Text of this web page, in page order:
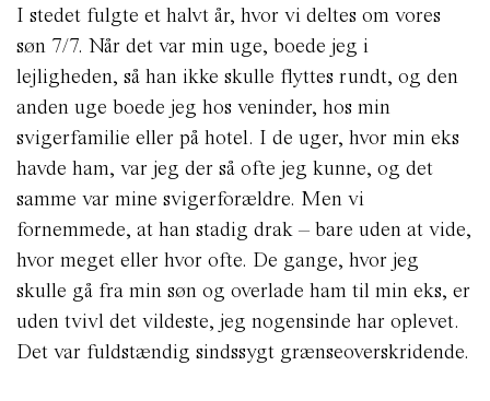
I stedet fulgte et halvt år, hvor vi deltes om vores
søn 7/7. Når det var min uge, boede jeg i
lejligheden, så han ikke skulle flyttes rundt, og den
anden uge boede jeg hos veninder, hos min
svigerfamilie eller på hotel. I de uger, hvor min eks
havde ham, var jeg der så ofte jeg kunne, og det
samme var mine svigerforældre. Men vi
fornemmede, at han stadig drak – bare uden at vide,
hvor meget eller hvor ofte. De gange, hvor jeg
skulle gå fra min søn og overlade ham til min eks, er
uden tvivl det vildeste, jeg nogensinde har oplevet.
Det var fuldstændig sindssygt grænseoverskridende.